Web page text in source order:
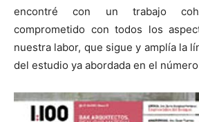
encontré con un trabajo
comprometido con todos los
nuestra labor, que sigue y amplía la
del estudio ya abordada en el número